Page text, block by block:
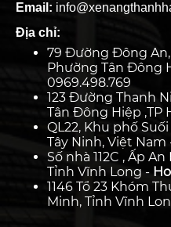
Email:
Địa chỉ:
79 Đường Đông
Phường Tân Đông
0969.498.769
123 Đường Thanh
Tân Đông Hiệp ,TP
QL22, Khu phố
Tây Ninh, Việt Nam
Số nhà 112C , Ấp
Tỉnh Vĩnh Long -
1146 Tổ 23 Khóm
Minh, Tỉnh Vĩnh